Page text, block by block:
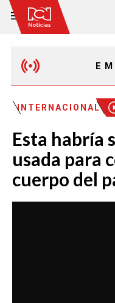
INTERNACIONAL
Esta habría
usada para
cuerpo del